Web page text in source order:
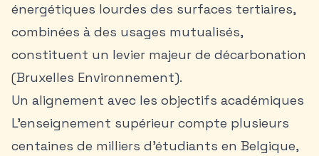
énergétiques lourdes des surfaces tertiaires,
combinées à des usages mutualisés,
constituent un levier majeur de décarbonation
(Bruxelles Environnement).
Un alignement avec les objectifs académiques
L’enseignement supérieur compte plusieurs
centaines de milliers d’étudiants en Belgique,